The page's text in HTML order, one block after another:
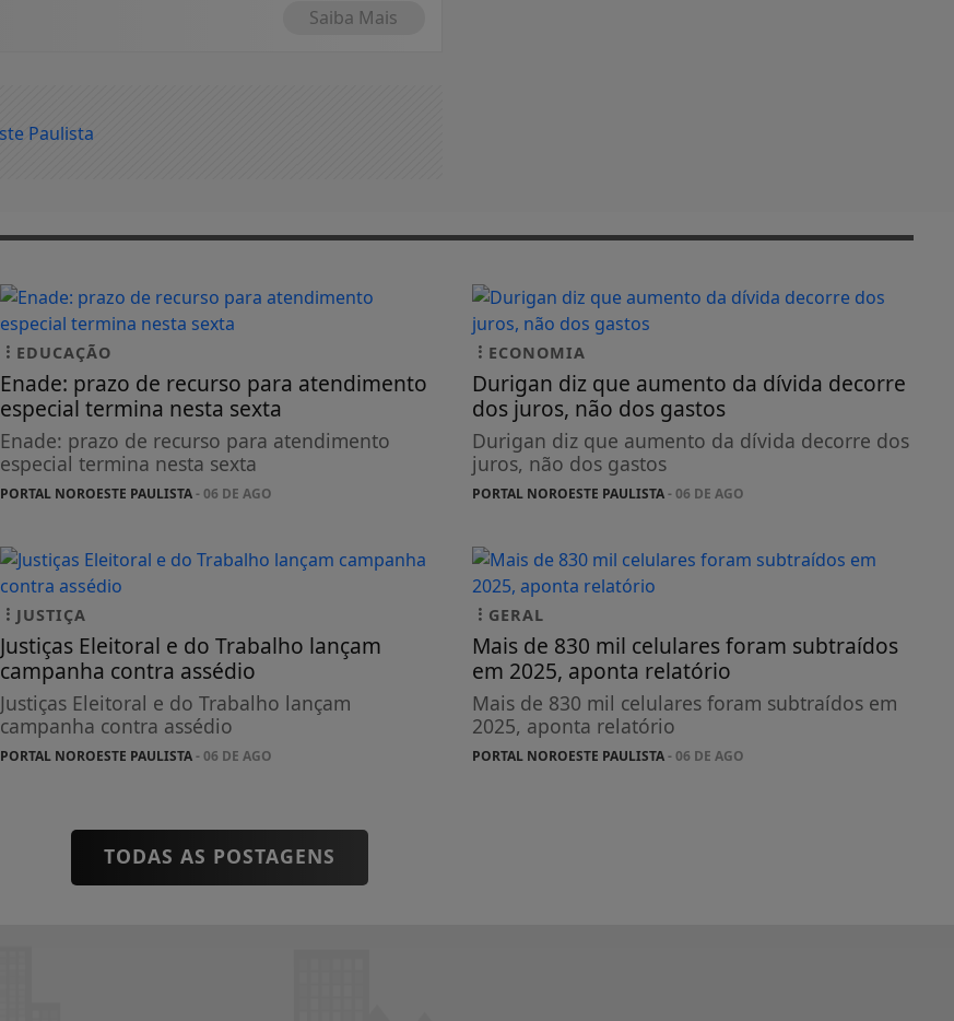
Saiba Mais
EDUCAÇÃO
Enade: prazo de recurso para atendimento
especial termina nesta sexta
Enade: prazo de recurso para atendimento
especial termina nesta sexta
PORTAL NOROESTE PAULISTA- 06 DE AGO
ECONOMIA
Durigan diz que aumento da dívida decorre
dos juros, não dos gastos
Durigan diz que aumento da dívida decorre dos
juros, não dos gastos
PORTAL NOROESTE PAULISTA- 06 DE AGO
JUSTIÇA
Justiças Eleitoral e do Trabalho lançam
campanha contra assédio
Justiças Eleitoral e do Trabalho lançam
campanha contra assédio
PORTAL NOROESTE PAULISTA- 06 DE AGO
GERAL
Mais de 830 mil celulares foram subtraídos
em 2025, aponta relatório
Mais de 830 mil celulares foram subtraídos em
2025, aponta relatório
PORTAL NOROESTE PAULISTA- 06 DE AGO
TODAS AS POSTAGENS